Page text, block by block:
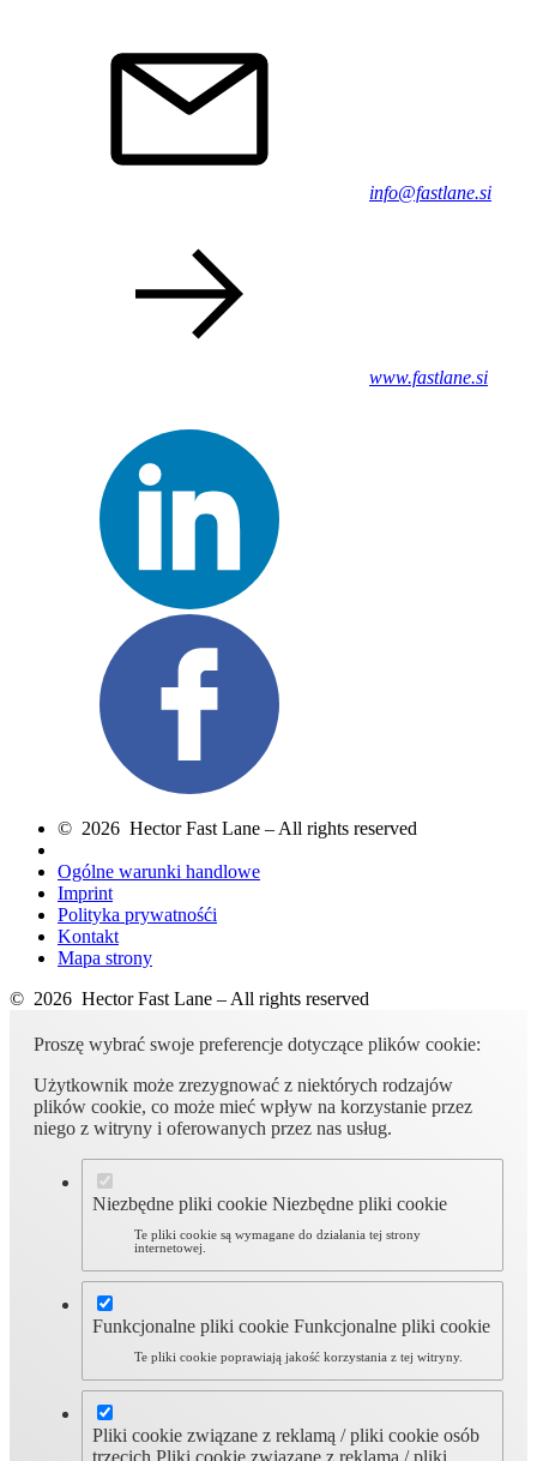
info@fastlane.si
www.fastlane.si
© 2026 Hector Fast Lane – All rights reserved
Ogólne warunki handlowe
Imprint
Polityka prywatnośći
Kontakt
Mapa strony
© 2026 Hector Fast Lane – All rights reserved
Proszę wybrać swoje preferencje dotyczące plików cookie:
Użytkownik może zrezygnować z niektórych rodzajów
plików cookie, co może mieć wpływ na korzystanie przez
niego z witryny i oferowanych przez nas usług.
Niezbędne pliki cookie Niezbędne pliki cookie
Te pliki cookie są wymagane do działania tej strony
internetowej.
Funkcjonalne pliki cookie Funkcjonalne pliki cookie
Te pliki cookie poprawiają jakość korzystania z tej witryny.
Pliki cookie związane z reklamą / pliki cookie osób
trzecich Pliki cookie związane z reklamą / pliki